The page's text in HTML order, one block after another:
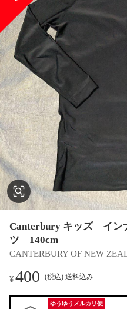
Canterbury キッズ イン
ツ 140cm
CANTERBURY OF NEW
¥400 (税込) 送料込み
ゆうゆうメルカリ便